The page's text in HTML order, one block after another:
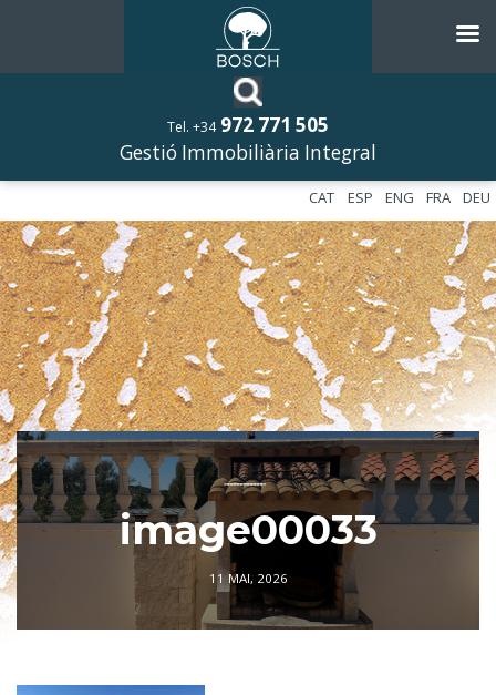
Tel. +34 972 771 505
Gestió Immobiliària Integral
DEU
FRA
ENG
ESP
CAT
––––––––––––
image00033
11 MAI, 2026